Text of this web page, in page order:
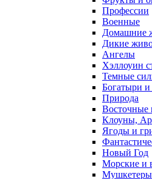
Профессии
Военные
Домашние
Дикие
Ангелы
Хэллоуин
Темные
Богатыри
Природа
Восточные
Клоуны,
Ягоды и
Новый Год
Морские и
Мушкетеры